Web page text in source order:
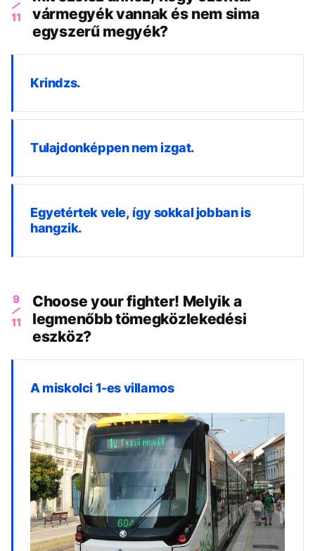
11
vármegyék vannak és nem sima
egyszerű megyék?
Krindzs.
Tulajdonképpen nem izgat.
Egyetértek vele, így sokkal jobban is
hangzik.
9
11
Choose your fighter! Melyik a
legmenőbb tömegközlekedési
eszköz?
A miskolci 1-es villamos